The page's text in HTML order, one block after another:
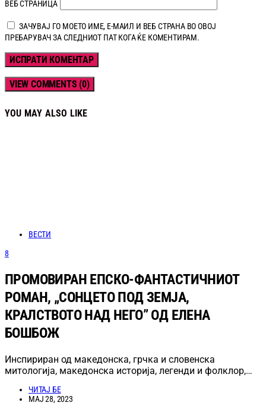
ВЕБ СТРАНИЦА
ЗАЧУВАЈ ГО МОЕТО ИМЕ, Е-МАИЛ И ВЕБ СТРАНА ВО ОВОЈ
ПРЕБАРУВАЧ ЗА СЛЕДНИОТ ПАТ КОГА ЌЕ КОМЕНТИРАМ.
VIEW COMMENTS (0)
YOU MAY ALSO LIKE
ВЕСТИ
8
ПРОМОВИРАН ЕПСКО-ФАНТАСТИЧНИОТ
РОМАН, „СОНЦЕТО ПОД ЗЕМЈА,
КРАЛСТВОТО НАД НЕГО” ОД ЕЛЕНА
БОШБОЖ
Инспириран од македонска, грчка и словенска
митологија, македонска историја, легенди и фолклор,…
ЧИТАЈ БЕ
МАЈ 28, 2023